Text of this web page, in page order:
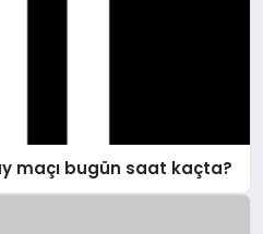
maçı bugün saat kaçta?